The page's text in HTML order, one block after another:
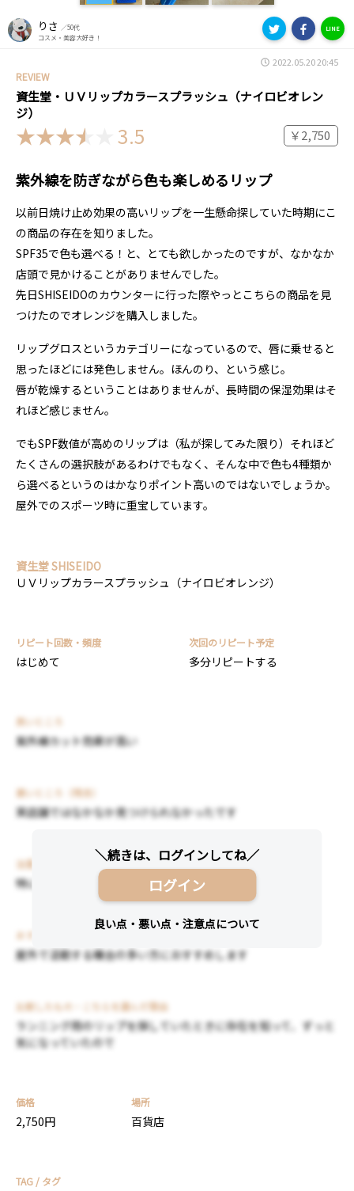
りさ
／50代
コスメ・美容大好き！
LINE
2022.05.20 20:45
REVIEW
資生堂・ＵＶリップカラースプラッシュ（ナイロビオレン
ジ）
3.5 ￥2,750
紫外線を防ぎながら色も楽しめるリップ
以前日焼け止め効果の高いリップを一生懸命探していた時期にこ
の商品の存在を知りました。
SPF35で色も選べる！と、とても欲しかったのですが、なかなか
店頭で見かけることがありませんでした。
先日SHISEIDOのカウンターに行った際やっとこちらの商品を見
つけたのでオレンジを購入しました。
リップグロスというカテゴリーになっているので、唇に乗せると
思ったほどには発色しません。ほんのり、という感じ。
唇が乾燥するということはありませんが、長時間の保湿効果はそ
れほど感じません。
でもSPF数値が高めのリップは（私が探してみた限り）それほど
たくさんの選択肢があるわけでもなく、そんな中で色も4種類か
ら選べるというのはかなりポイント高いのではないでしょうか。
屋外でのスポーツ時に重宝しています。
資生堂 SHISEIDO
ＵＶリップカラースプラッシュ（ナイロビオレンジ）
リピート回数・頻度
はじめて
次回のリピート予定
多分リピートする
ログイン
良いところ
紫外線カット効果が高い
悪いところ（残念）
実店舗ではなかなか見つけられなかったです
注意点
特にありません
おすすめする人・おすすめしない人
屋外で活動する機会の多い方におすすめします
比較したもの・こちらを選んだ理由
ランニング用のリップを探していたときに存在を知って、ずっと
気になっていたので
価格
2,750円
場所
百貨店
TAG / タグ